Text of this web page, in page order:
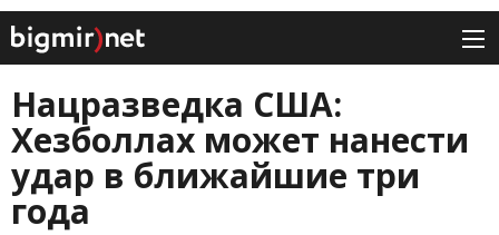
Нацразведка США:
Хезболлах может нанести
удар в ближайшие три
года